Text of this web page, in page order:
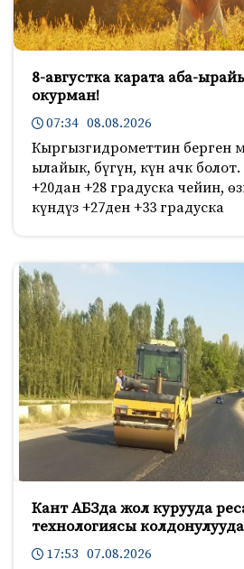
8-августка карата аба-
окурман!
07:34 08.08.2026
Кыргызгидрометтин берген
ылайык, бүгүн, күн ачк
+20дан +28 градуска чейин,
күндүз +27ден +33 градуска
Кант АБЗда жол курууда
технологиясы колдонулууда
17:53 07.08.2026